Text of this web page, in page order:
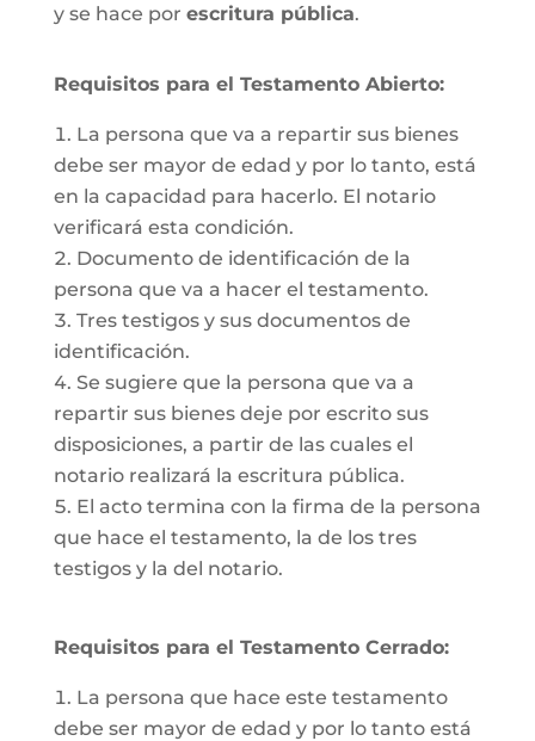
y se hace por escritura pública.
Requisitos para el Testamento Abierto:
La persona que va a repartir sus bienes
debe ser mayor de edad y por lo tanto, está
en la capacidad para hacerlo. El notario
verificará esta condición.
Documento de identificación de la
persona que va a hacer el testamento.
Tres testigos y sus documentos de
identificación.
Se sugiere que la persona que va a
repartir sus bienes deje por escrito sus
disposiciones, a partir de las cuales el
notario realizará la escritura pública.
El acto termina con la firma de la persona
que hace el testamento, la de los tres
testigos y la del notario.
Requisitos para el Testamento Cerrado:
La persona que hace este testamento
debe ser mayor de edad y por lo tanto está